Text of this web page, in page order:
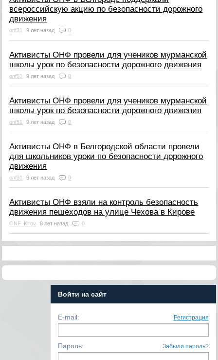
всероссийскую акцию по безопасности дорожного
движения
onf31 9 лет назад 0
Активисты ОНФ провели для учеников мурманской
школы урок по безопасности дорожного движения
onf51 9 лет назад 0
Активисты ОНФ провели для учеников мурманской
школы урок по безопасности дорожного движения
onf51 9 лет назад 0
Активисты ОНФ в Белгородской области провели
для школьников уроки по безопасности дорожного
движения
onf31 9 лет назад 0
Активисты ОНФ взяли на контроль безопасность
движения пешеходов на улице Чехова в Кирове
ONF_Kirov 8 лет назад 0
Войти на сайт
E-mail: Регистрация
Пароль: Забыли пароль?